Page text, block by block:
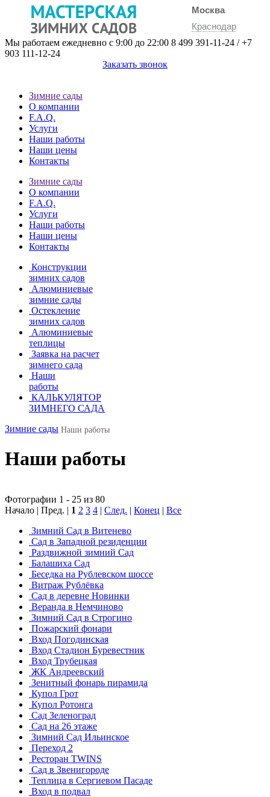
Москва
Краснодар
Мы работаем ежедневно с 9:00 до 22:00 8 499 391-11-24 /+7
903 111-12-24
Заказать звонок
Зимние сады
О компании
F.A.Q.
Услуги
Наши работы
Наши цены
Контакты
Зимние сады
О компании
F.A.Q.
Услуги
Наши работы
Наши цены
Контакты
Конструкции
зимних садов
Алюминиевые
зимние сады
Остекление
зимних садов
Алюминиевые
теплицы
Заявка на расчет
зимнего сада
Наши
работы
КАЛЬКУЛЯТОР
ЗИМНЕГО САДА
Зимние сады Наши работы
Наши работы
Фотографии 1 - 25 из 80
Начало | Пред. | 1 2 3 4 | След. | Конец | Все
Зимний Сад в Витенево
Сад в Западной резиденции
Раздвижной зимний Сад
Балашиха Сад
Беседка на Рублевском шоссе
Витраж Рублёвка
Сад в деревне Новинки
Веранда в Немчиново
Зимний Сад в Строгино
Пожарский фонари
Вход Погодинская
Вход Стадион Буревестник
Вход Трубецкая
ЖК Андреевский
Зенитный фонарь пирамида
Купол Грот
Купол Ротонга
Сад Зеленоград
Сад на 26 этаже
Зимний Сад Ильинское
Переход 2
Ресторан TWINS
Сад в Звенигороде
Теплица в Сергиевом Пасаде
Вход в подвал